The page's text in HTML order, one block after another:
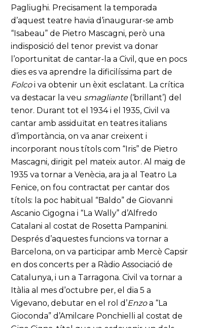
Pagliughi. Precisament la temporada
d’aquest teatre havia d’inaugurar-se amb
“Isabeau” de Pietro Mascagni, però una
indisposició del tenor previst va donar
l’oportunitat de cantar-la a Civil, que en pocs
dies es va aprendre la dificilíssima part de
Folcoi va obtenir un èxit esclatant. La crítica
va destacar la veu smagliante(‘brillant’) del
tenor. Durant tot el 1934 i el 1935, Civil va
cantar amb assiduïtat en teatres italians
d’importància, on va anar creixent i
incorporant nous títols com “Iris” de Pietro
Mascagni, dirigit pel mateix autor. Al maig de
1935 va tornar a Venècia, ara ja al Teatro La
Fenice, on fou contractat per cantar dos
títols: la poc habitual “Baldo” de Giovanni
Ascanio Cigogna i “La Wally” d’Alfredo
Catalani al costat de Rosetta Pampanini.
Després d’aquestes funcions va tornar a
Barcelona, on va participar amb Mercè Capsir
en dos concerts per a Ràdio Associació de
Catalunya, i un a Tarragona. Civil va tornar a
Itàlia al mes d’octubre per, el dia 5 a
Vigevano, debutar en el rol d’Enzoa “La
Gioconda” d’Amilcare Ponchielli al costat de